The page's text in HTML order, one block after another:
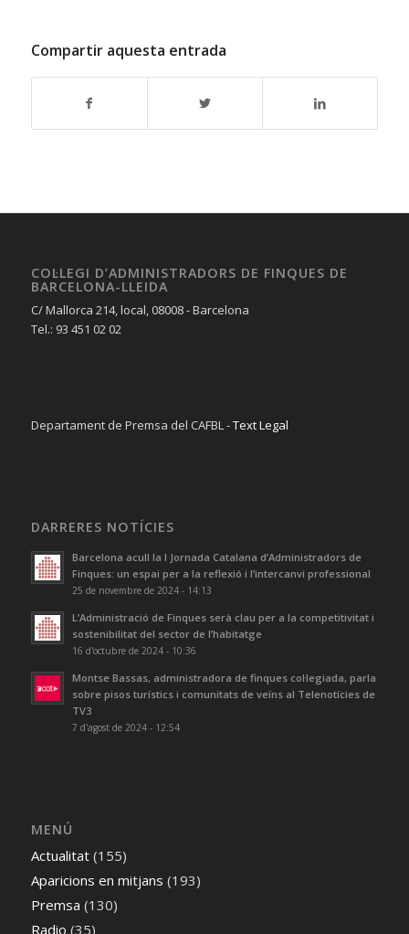
Compartir aquesta entrada
COL·LEGI D’ADMINISTRADORS DE FINQUES DE
BARCELONA-LLEIDA
C/ Mallorca 214, local, 08008 - Barcelona
Tel.: 93 451 02 02
Departament de Premsa del CAFBL -Text Legal
DARRERES NOTÍCIES
Barcelona acull la I Jornada Catalana d’Administradors de
Finques: un espai per a la reflexió i l’intercanvi professional
25 de novembre de 2024 - 14:13
L’Administració de Finques serà clau per a la competitivitat i
sostenibilitat del sector de l’habitatge
16 d'octubre de 2024 - 10:36
Montse Bassas, administradora de finques col·legiada, parla
sobre pisos turístics i comunitats de veïns al Telenotícies de
TV3
7 d'agost de 2024 - 12:54
MENÚ
Actualitat(155)
Aparicions en mitjans (193)
Premsa (130)
Radio (35)